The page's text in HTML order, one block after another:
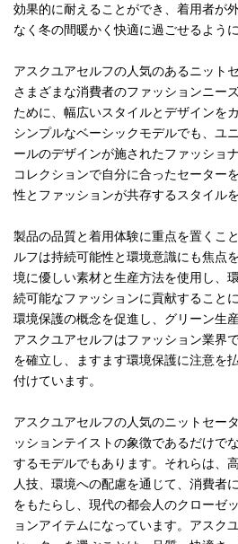
効果的に耐えることができ、着用者が
なく冬の間暖かく快適に過ごせるように
アスクユアセルフの人気のあるニット
さまざまな消費者のファッションニー
ために、幅広いスタイルとデザインを
シンプルなベーシックモデルでも、ユ
ールのデザインが施されたファッショ
コレクションで自分に合ったセーター
性とファッションが共存するスタイル
製品の品質と着用体験に重点を置くこ
ルフは持続可能性と環境意識にも焦点
境に優しい素材と生産方法を使用し、
続可能なファッションに貢献すること
環境保護の概念を促進し、グリーン生
アスクユアセルフはファッション業界
を確立し、ますます環境保護に注意を
付けています。
アスクユアセルフの人気のニットセー
ッションテイストの象徴であるだけで
するモデルでもあります。それらは、
人技、環境への配慮を通じて、消費者
をもたらし、現代の都会人のクローゼ
ョンアイテムになっています。アスク